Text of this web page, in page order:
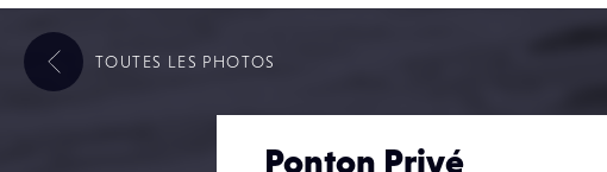
Ponton Privé
TOUTES LES PHOTOS